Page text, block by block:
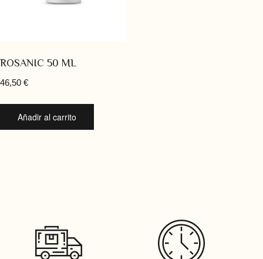
ROSANIC 50 ML
46,50 €
Añadir al carrito